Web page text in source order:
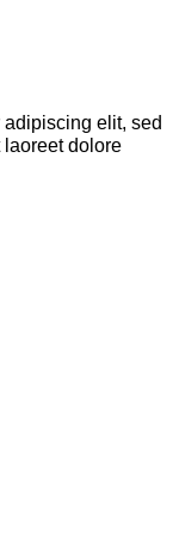
elit, sed
dolore